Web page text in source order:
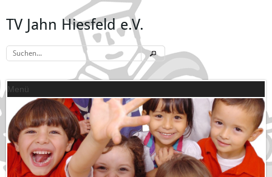
TV Jahn Hiesfeld e.V.
Menü